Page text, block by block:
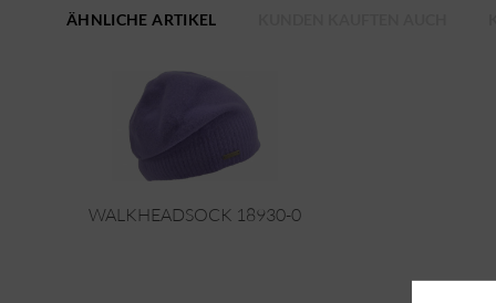
ÄHNLICHE ARTIKEL
WALKHEADSOCK 18930-0